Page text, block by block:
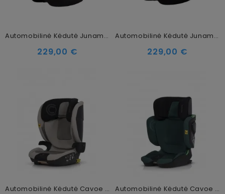
Automobilinė Kėdutė Junama Heart, Pink
229,00 €
Automobilinė Kėdutė Junama Heart, Light Blue
229,00 €
Automobilinė Kėdutė Cavoe Grand Prix I-Size (15-36 Kg), Taupe Automobilinė Kėdutė Cavoe Grand Prix Pro I-Size (15-36 Kg), Forest